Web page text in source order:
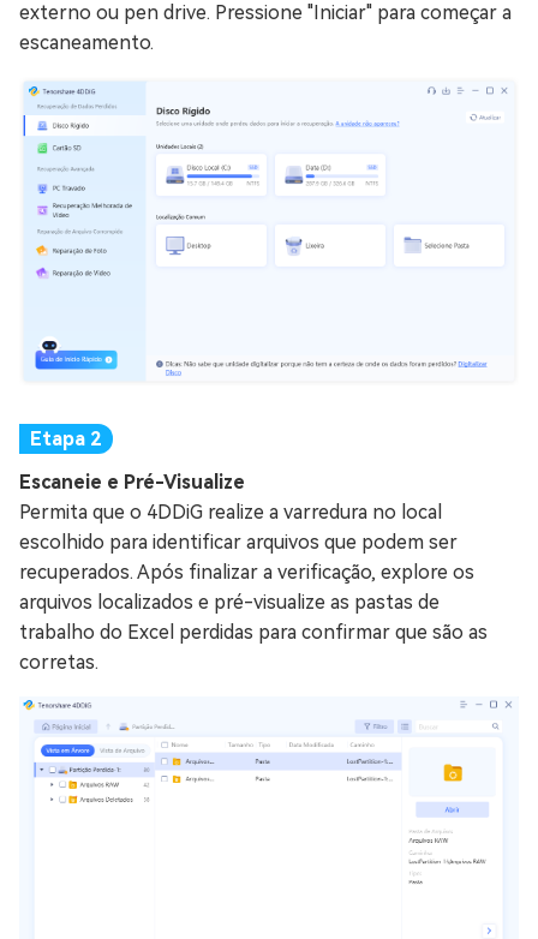
externo ou pen drive. Pressione "Iniciar" para começar a
escaneamento.
Escaneie e Pré-Visualize
Permita que o 4DDiG realize a varredura no local
escolhido para identificar arquivos que podem ser
recuperados. Após finalizar a verificação, explore os
arquivos localizados e pré-visualize as pastas de
trabalho do Excel perdidas para confirmar que são as
corretas.